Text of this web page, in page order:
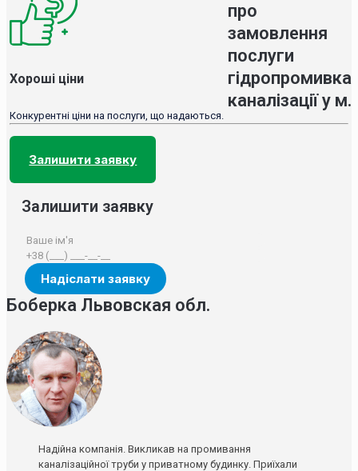
Хороші ціни
Конкурентні ціни на послуги, що надаються.
Залишити заявку
Залишити заявку
про
замовлення
послуги
гідропромивка
каналізації у м.
Боберка Львовская обл.
Надійна компанія. Викликав на промивання
каналізаційної труби у приватному будинку. Приїхали